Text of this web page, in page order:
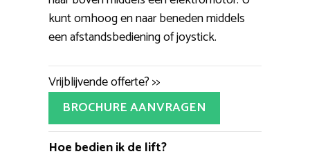
kunt omhoog en naar beneden middels
een afstandsbediening of joystick.
Vrijblijvende offerte? >>
BROCHURE AANVRAGEN
Hoe bedien ik de lift?